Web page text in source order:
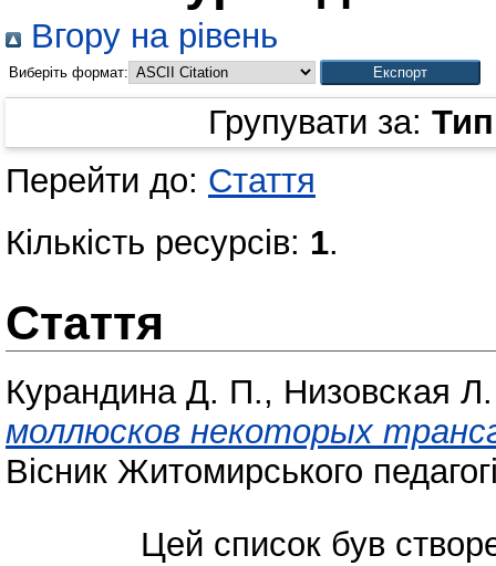
Вгору на рівень
Виберіть формат:
Групувати за:
Перейти до: Стаття
Кількість ресурсів: 1.
Стаття
Курандина Д. П., Низовская
моллюсков некоторых
Вісник Житомирського
Цей список був